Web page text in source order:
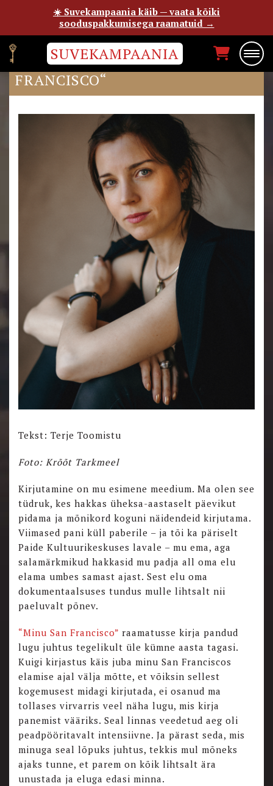
SUVEKAMPAANIA
KUIDAS SÜNDIS „MINU SAN
FRANCISCO“
Tekst: Terje Toomistu
Foto: Krõõt Tarkmeel
Kirjutamine on mu esimene meedium. Ma olen see
tüdruk, kes hakkas üheksa-aastaselt päevikut
pidama ja mõnikord koguni näidendeid kirjutama.
Viimased pani küll paberile – ja tõi ka päriselt
Paide Kultuurikeskuses lavale – mu ema, aga
salamärkmikud hakkasid mu padja all oma elu
elama umbes samast ajast. Sest elu oma
dokumentaalsuses tundus mulle lihtsalt nii
paeluvalt põnev.
“Minu San Francisco” raamatusse kirja pandud
lugu juhtus tegelikult üle kümne aasta tagasi.
Kuigi kirjastus käis juba minu San Franciscos
elamise ajal välja mõtte, et võiksin sellest
kogemusest midagi kirjutada, ei osanud ma
tollases virvarris veel näha lugu, mis kirja
panemist vääriks. Seal linnas veedetud aeg oli
peadpööritavalt intensiivne. Ja pärast seda, mis
minuga seal lõpuks juhtus, tekkis mul mõneks
ajaks tunne, et parem on kõik lihtsalt ära
unustada ja eluga edasi minna.
☀️ Suvekampaania käib — vaata kõiki
sooduspakkumisega raamatuid →